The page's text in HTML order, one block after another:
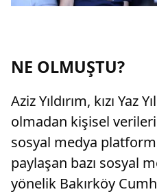
NE OLMUŞTU?
Aziz Yıldırım, kızı Yaz
olmadan kişisel
sosyal medya
paylaşan bazı sosyal
yönelik Bakırköy